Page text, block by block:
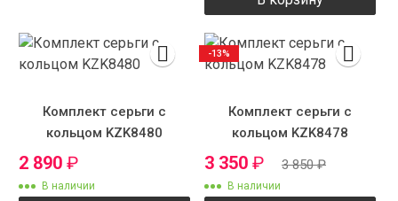
Комплект серьги с
кольцом KZK8480
2 890 ₽
В наличии
Комплект серьги с
кольцом KZK8478
3 350 ₽ 3 850₽
В наличии
-13%